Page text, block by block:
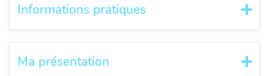
Informations pratiques
Ma présentation